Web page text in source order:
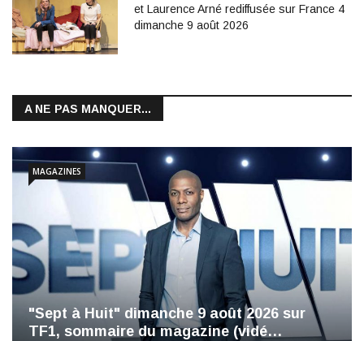
et Laurence Arné rediffusée sur France 4
dimanche 9 août 2026
A NE PAS MANQUER...
"Sept à Huit" dimanche 9 août 2026 sur
TF1, sommaire du magazine (vidé…
MAGAZINES